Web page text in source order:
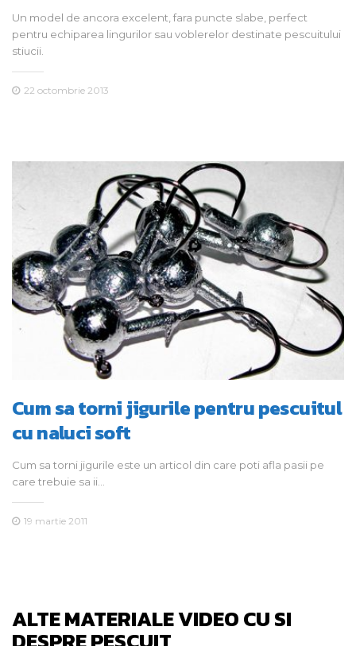
Un model de ancora excelent, fara puncte slabe, perfect
pentru echiparea lingurilor sau voblerelor destinate pescuitului
stiucii.
22 octombrie 2013
Cum sa torni jigurile pentru pescuitul
cu naluci soft
Cum sa torni jigurile este un articol din care poti afla pasii pe
care trebuie sa ii…
19 martie 2011
ALTE MATERIALE VIDEO CU SI